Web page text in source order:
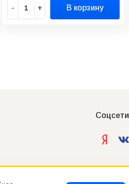
- + В корзину
Соцсети